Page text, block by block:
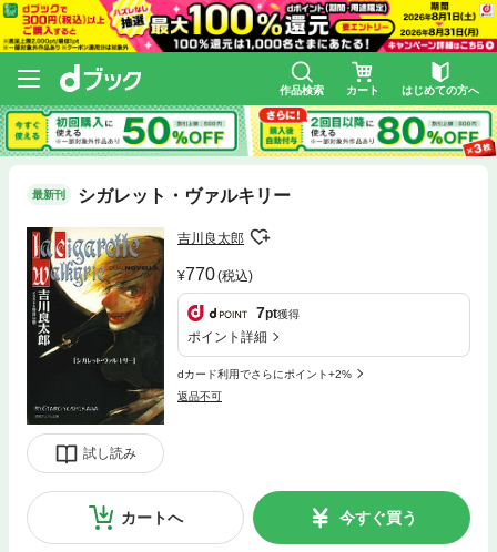
作品検索 カート はじめての方へ
最新刊 シガレット・ヴァルキリー
試し読み
吉川良太郎
770(税込)
7pt獲得
ポイント詳細
dカード利用でさらにポイント+2%
返品不可
カートへ 今すぐ買う